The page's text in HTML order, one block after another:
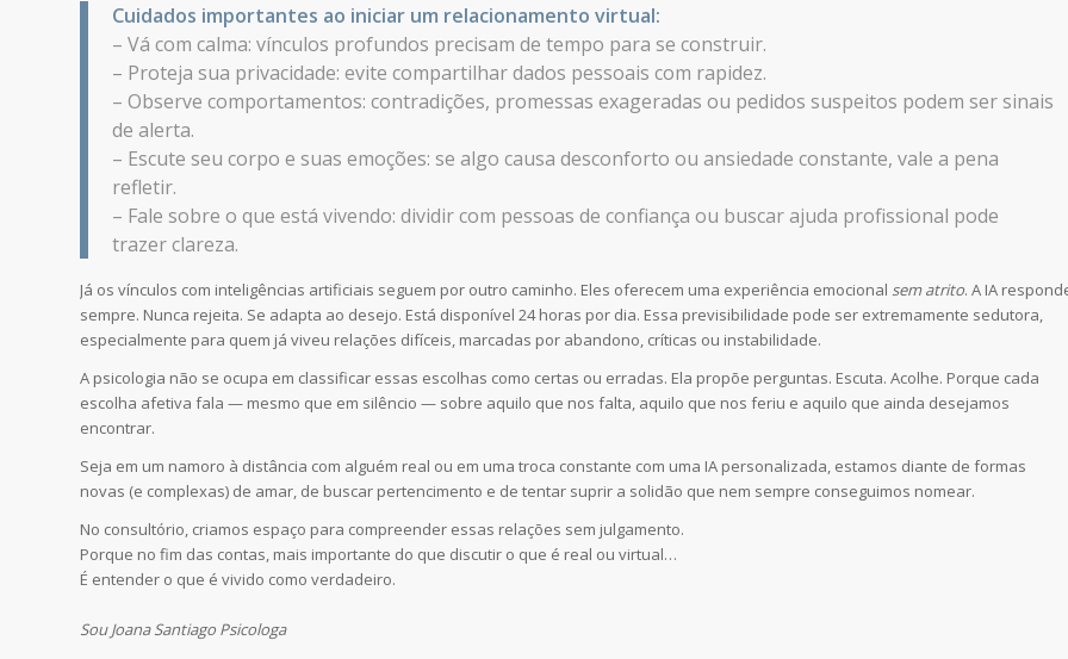
Cuidados importantes ao iniciar um relacionamento virtual:
– Vá com calma: vínculos profundos precisam de tempo para se construir.
– Proteja sua privacidade: evite compartilhar dados pessoais com rapidez.
– Observe comportamentos: contradições, promessas exageradas ou pedidos suspeitos podem ser sinais
de alerta.
– Escute seu corpo e suas emoções: se algo causa desconforto ou ansiedade constante, vale a pena
refletir.
– Fale sobre o que está vivendo: dividir com pessoas de confiança ou buscar ajuda profissional pode
trazer clareza.
Já os vínculos com inteligências artificiais seguem por outro caminho. Eles oferecem uma experiência emocional sem atrito. A IA
sempre. Nunca rejeita. Se adapta ao desejo. Está disponível 24 horas por dia. Essa previsibilidade pode ser extremamente sedutora,
especialmente para quem já viveu relações difíceis, marcadas por abandono, críticas ou instabilidade.
A psicologia não se ocupa em classificar essas escolhas como certas ou erradas. Ela propõe perguntas. Escuta. Acolhe. Porque cada
escolha afetiva fala — mesmo que em silêncio — sobre aquilo que nos falta, aquilo que nos feriu e aquilo que ainda desejamos
encontrar.
Seja em um namoro à distância com alguém real ou em uma troca constante com uma IA personalizada, estamos diante de formas
novas (e complexas) de amar, de buscar pertencimento e de tentar suprir a solidão que nem sempre conseguimos nomear.
No consultório, criamos espaço para compreender essas relações sem julgamento.
Porque no fim das contas, mais importante do que discutir o que é real ou virtual…
É entender o que é vivido como verdadeiro.
Sou Joana Santiago Psicologa